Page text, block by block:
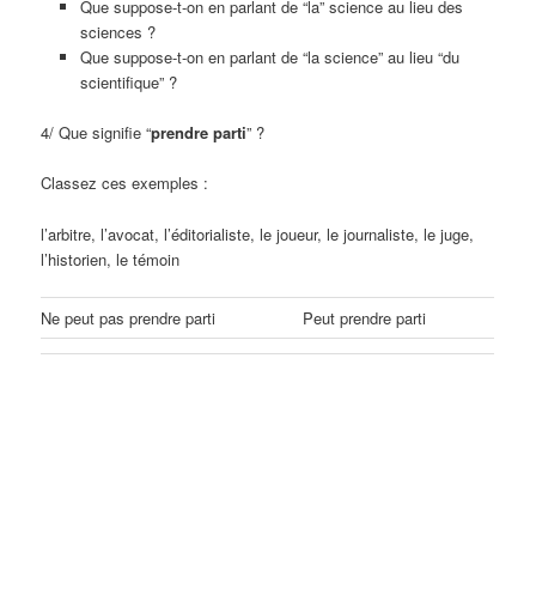
Que suppose-t-on en parlant de “la” science au lieu des
sciences ?
Que suppose-t-on en parlant de “la science” au lieu “du
scientifique” ?
4/ Que signifie “prendre parti” ?
Classez ces exemples :
l’arbitre, l’avocat, l’éditorialiste, le joueur, le journaliste, le juge,
l’historien, le témoin
Ne peut pas prendre parti Peut prendre parti